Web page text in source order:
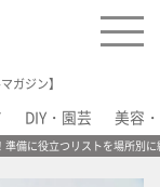
ガジン】
DIY・園芸 美容
備に役立つリストを場所別に